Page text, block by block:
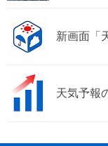
新画面「
天気予報